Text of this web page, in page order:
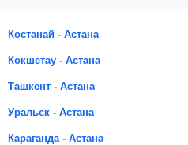
Костанай - Астана
Кокшетау - Астана
Ташкент - Астана
Уральск - Астана
Караганда - Астана